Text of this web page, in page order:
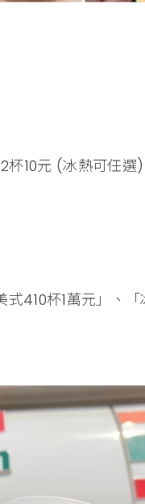
杯10元 (冰熱可任選)
410杯1萬元」、